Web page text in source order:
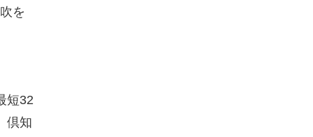
を
短32
倶知